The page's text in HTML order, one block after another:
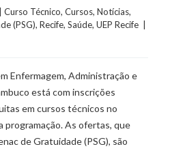
Curso Técnico, Cursos, Notícias
(PSG), Recife, Saúde, UEP Recife
Enfermagem, Administração e
está com inscrições
em cursos técnicos no
programação. As ofertas, que
de Gratuidade (PSG), são